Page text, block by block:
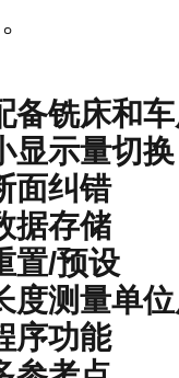
备铣床和
显示量切换
面纠错
据存储
置/预设
度测量单
序功能